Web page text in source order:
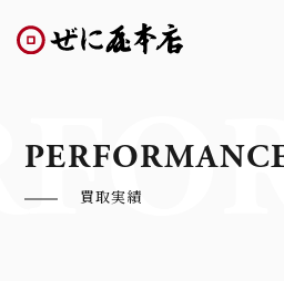
買取実績